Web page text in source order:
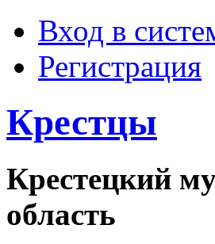
Вход в
Регистрация
Крестцы
Крестецкий
область